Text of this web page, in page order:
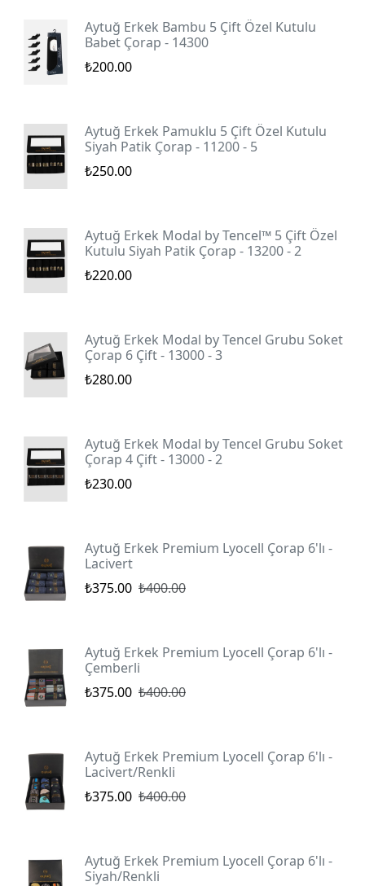
Aytuğ Erkek Bambu 5 Çift Özel Kutulu
Babet Çorap - 14300
₺200.00
Aytuğ Erkek Pamuklu 5 Çift Özel Kutulu
Siyah Patik Çorap - 11200 - 5
₺250.00
Aytuğ Erkek Modal by Tencel™ 5 Çift Özel
Kutulu Siyah Patik Çorap - 13200 - 2
₺220.00
Aytuğ Erkek Modal by Tencel Grubu Soket
Çorap 6 Çift - 13000 - 3
₺280.00
Aytuğ Erkek Modal by Tencel Grubu Soket
Çorap 4 Çift - 13000 - 2
₺230.00
Aytuğ Erkek Premium Lyocell Çorap 6'lı -
Lacivert
₺375.00 ₺400.00
Aytuğ Erkek Premium Lyocell Çorap 6'lı -
Çemberli
₺375.00 ₺400.00
Aytuğ Erkek Premium Lyocell Çorap 6'lı -
Lacivert/Renkli
₺375.00 ₺400.00
Aytuğ Erkek Premium Lyocell Çorap 6'lı -
Siyah/Renkli